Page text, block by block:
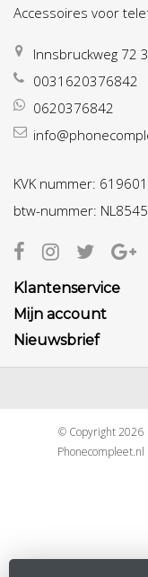
Accessoires voor
Innsbruckweg 72
0031620376842
0620376842
KVK nummer:
btw-nummer:
Klantenservice
Mijn account
Nieuwsbrief
© Copyright 2026
Phonecompleet.nl